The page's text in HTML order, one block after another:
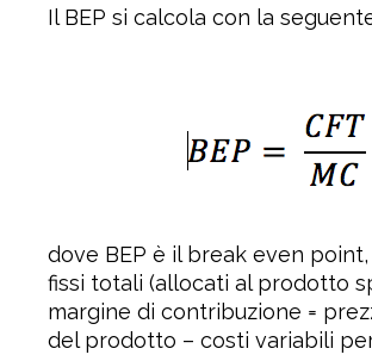
Il BEP si calcola con la
dove BEP è il break even point,
fissi totali (allocati al prodotto
margine di contribuzione =
del prodotto – costi variabili